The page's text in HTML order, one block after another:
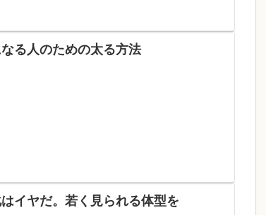
る人のための太る方法
イヤだ。若く見られる体型を